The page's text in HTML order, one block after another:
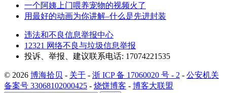
一个阿姨上门喂养宠物的视频火了
用最好的动画为你讲解–什么是先进封装
违法和不良信息举报中心
12321 网络不良与垃圾信息举报
投诉、举报、建议联系电话: 17074221535
© 2026 博海拾贝 - 关于 - 浙 ICP 备 17060020 号 - 2 - 公安机关
备案号 33068102000425 - 烧饼博客 - 博客大联盟